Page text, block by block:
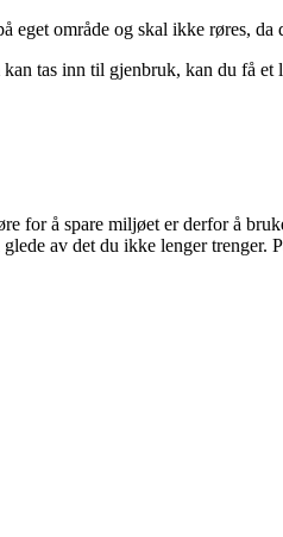
eget område og skal ikke røres,
tas inn til gjenbruk, kan du få et
for å spare miljøet er derfor å
av det du ikke lenger trenger.